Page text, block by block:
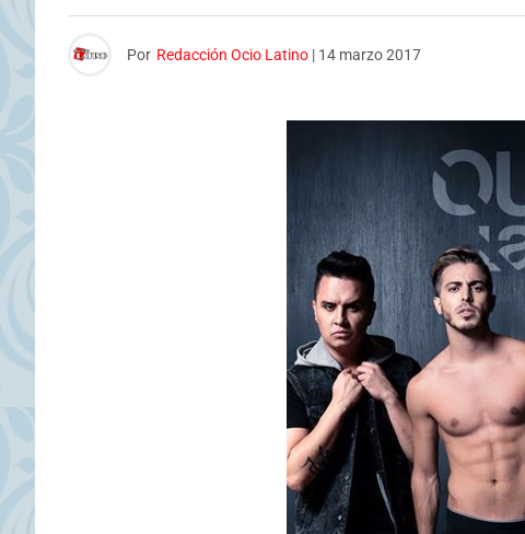
Por Redacción Ocio Latino | 14 marzo 2017